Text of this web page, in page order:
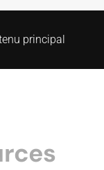
principal